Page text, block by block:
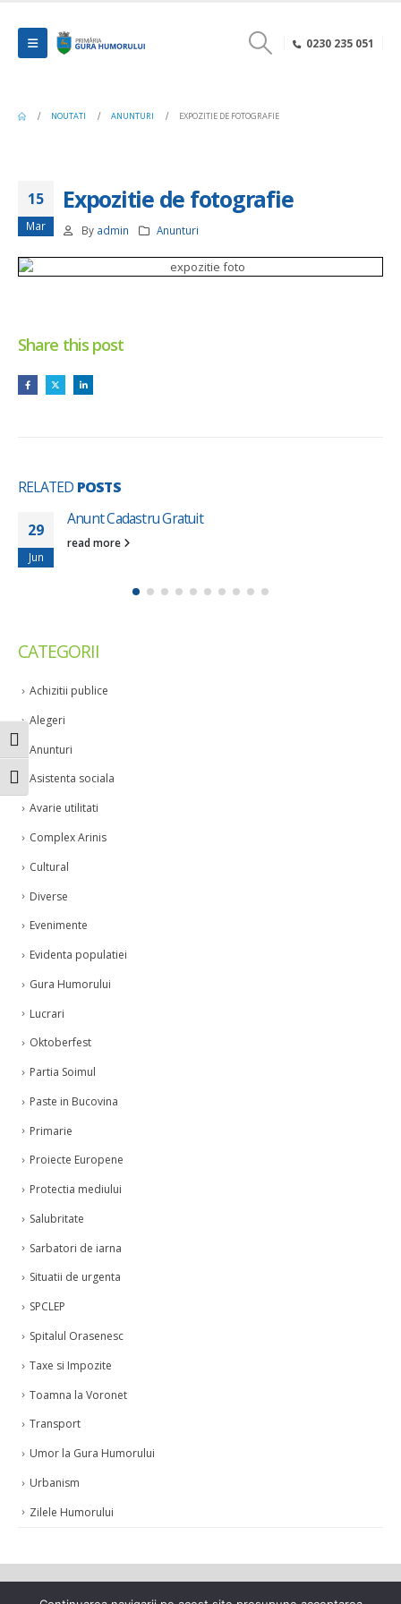
Toggle High Contrast
Toggle Font size
0230 235 051
NOUTATI ANUNTURI EXPOZITIE DE FOTOGRAFIE
15
Mar
Expozitie de fotografie
By admin Anunturi
Share this post
RELATED POSTS
29
Jun
Anunt Cadastru Gratuit
read more
CATEGORII
Achizitii publice
Alegeri
Anunturi
Asistenta sociala
Avarie utilitati
Complex Arinis
Cultural
Diverse
Evenimente
Evidenta populatiei
Gura Humorului
Lucrari
Oktoberfest
Partia Soimul
Paste in Bucovina
Primarie
Proiecte Europene
Protectia mediului
Salubritate
Sarbatori de iarna
Situatii de urgenta
SPCLEP
Spitalul Orasenesc
Taxe si Impozite
Toamna la Voronet
Transport
Umor la Gura Humorului
Urbanism
Zilele Humorului